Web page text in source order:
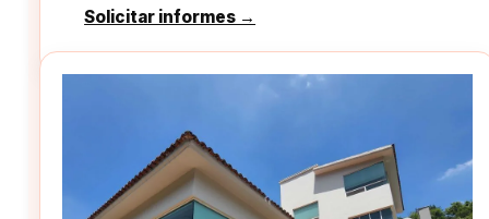
Solicitar informes →